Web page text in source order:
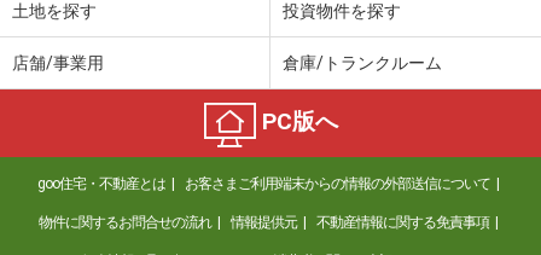
島根県出雲市小山町
5.50万円
住 所
島根県出雲市小山町
専有面積 42.37m²
間取り
1LDK
土地を探す 投資物件を探す
店舗/事業用 倉庫/トランクルーム
PC版へ
goo住宅・不動産とは お客さまご利用端末からの情報の外部送信について
物件に関するお問合せの流れ 情報提供元 不動産情報に関する免責事項